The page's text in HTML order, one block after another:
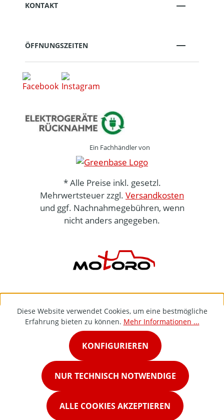
KONTAKT
ÖFFNUNGSZEITEN
Ein Fachhändler von
* Alle Preise inkl. gesetzl.
Mehrwertsteuer zzgl. Versandkosten
und ggf. Nachnahmegebühren, wenn
nicht anders angegeben.
Diese Website verwendet Cookies, um eine bestmögliche
Erfahrung bieten zu können. Mehr Informationen ...
NUR TECHNISCH NOTWENDIGE
KONFIGURIEREN
ALLE COOKIES AKZEPTIEREN